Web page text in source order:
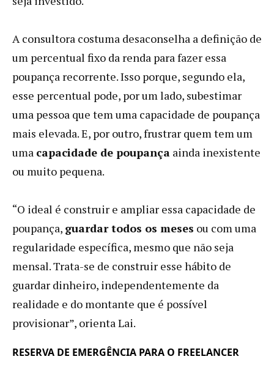
A consultora costuma desaconselha a definição de
um percentual fixo da renda para fazer essa
poupança recorrente. Isso porque, segundo ela,
esse percentual pode, por um lado, subestimar
uma pessoa que tem uma capacidade de poupança
mais elevada. E, por outro, frustrar quem tem um
uma capacidade de poupança ainda inexistente
ou muito pequena.
“O ideal é construir e ampliar essa capacidade de
poupança, guardar todos os meses ou com uma
regularidade específica, mesmo que não seja
mensal. Trata-se de construir esse hábito de
guardar dinheiro, independentemente da
realidade e do montante que é possível
provisionar”, orienta Lai.
RESERVA DE EMERGÊNCIA PARA O FREELANCER